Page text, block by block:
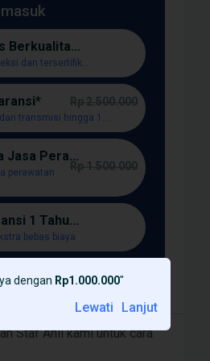
Berkualita...
dan tersertifik...
Rp 2.500.000
transmisi hingga 1...
Jasa Pera...
Rp 1.500.000
perawatan
1 Tahu...
bebas biaya
Lagi [+]
Staf Ahli kami untuk cara
dengan Rp1.000.000"
Lewati Lanjut